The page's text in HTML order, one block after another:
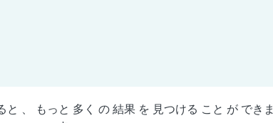
と 、 もっと 多く の 結果 を 見つける こと が できま